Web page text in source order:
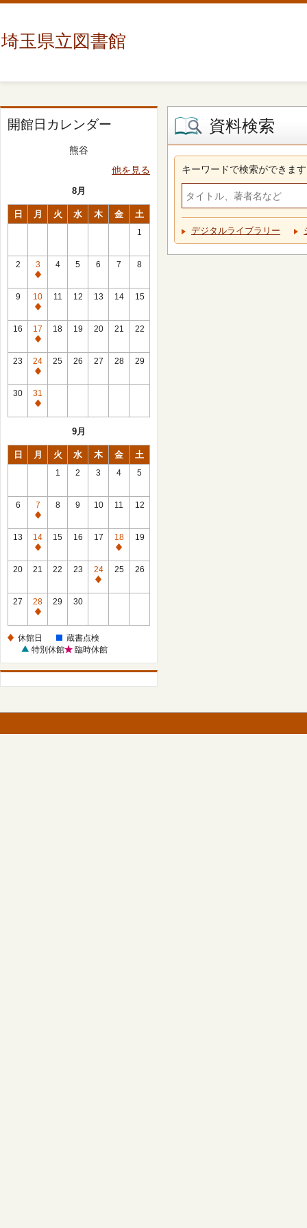
埼玉県立図書館
開館日カレンダー
熊谷
他を見る
8月
日 月 火 水 木 金 土
1
2
3
休
館
日
4 5 6 7 8
9
10
休
館
日
11 12 13 14 15
16
17
休
館
日
18 19 20 21 22
23
24
休
館
日
25 26 27 28 29
30
31
休
9月
日 月 火 水 木 金 土
1 2 3 4 5
6
7
休
館
日
8 9 10 11 12
13
14
休
館
15 16 17
18
休
館
19
20 21 22 23
24
休
25 26
27
28
休
日
29 30
休館日
蔵書点検
特別休館
臨時休館
資料検索
キーワードで検索ができます
デジタルライブラリー